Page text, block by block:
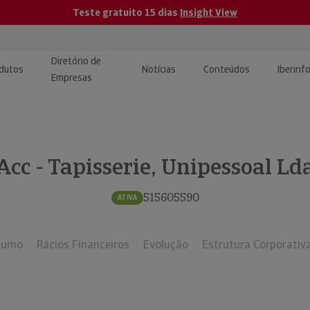
Teste gratuito 15 dias Insight View
e Monitorização de
Diretório de
Empresas
Notícias Conteúdos
| Estudos e
- Tapisserie, Unipessoal
ATIVA 515605590
Rácios Financeiros Evolução Estrutura Corporativa